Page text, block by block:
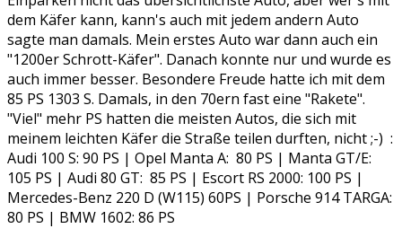
dem Käfer kann, kann's auch mit jedem andern Auto
sagte man damals. Mein erstes Auto war dann auch ein
"1200er Schrott-Käfer". Danach konnte nur und wurde es
auch immer besser. Besondere Freude hatte ich mit dem
85 PS 1303 S. Damals, in den 70ern fast eine "Rakete".
"Viel" mehr PS hatten die meisten Autos, die sich mit
meinem leichten Käfer die Straße teilen durften, nicht ;-) :
Audi 100 S: 90 PS | Opel Manta A: 80 PS | Manta GT/E:
105 PS | Audi 80 GT: 85 PS | Escort RS 2000: 100 PS |
Mercedes-Benz 220 D (W115) 60PS | Porsche 914 TARGA:
80 PS | BMW 1602: 86 PS